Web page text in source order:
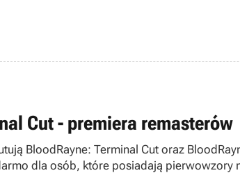
Cut - premiera remasterów
BloodRayne: Terminal Cut oraz